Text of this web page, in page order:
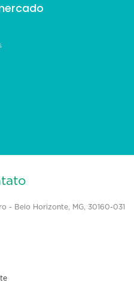
- Belo Horizonte, MG, 30160-031